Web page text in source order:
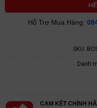
Hỗ Trợ Mua Hàng:
SKU:
Danh
CAM KẾT CHÍNH